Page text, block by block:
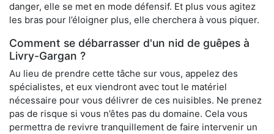
danger, elle se met en mode défensif. Et plus vous agitez
les bras pour l’éloigner plus, elle cherchera à vous piquer.
Comment se débarrasser d'un nid de guêpes à
Livry-Gargan ?
Au lieu de prendre cette tâche sur vous, appelez des
spécialistes, et eux viendront avec tout le matériel
nécessaire pour vous délivrer de ces nuisibles. Ne prenez
pas de risque si vous n’êtes pas du domaine. Cela vous
permettra de revivre tranquillement de faire intervenir un